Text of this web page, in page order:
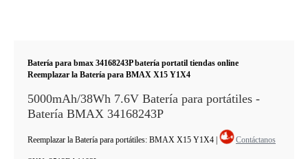
Batería para bmax 34168243P batería portatil tiendas online
Reemplazar la Batería para BMAX X15 Y1X4
5000mAh/38Wh 7.6V Batería para portátiles -
Batería BMAX 34168243P
Reemplazar la Batería para portátiles: BMAX X15 Y1X4 Contáctanos